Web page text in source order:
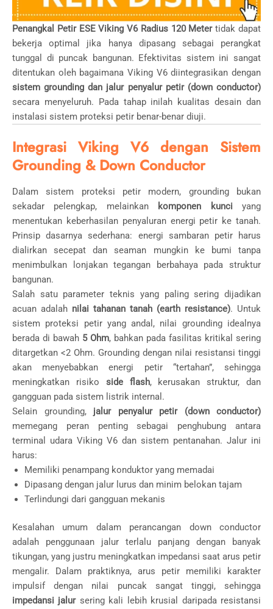
Penangkal Petir ESE Viking V6 Radius 120 Metertidak dapat
bekerja optimal jika hanya dipasang sebagai perangkat
tunggal di puncak bangunan. Efektivitas sistem ini sangat
ditentukan oleh bagaimana Viking V6 diintegrasikan dengan
sistem grounding dan jalur penyalur petir (down conductor)
secara menyeluruh. Pada tahap inilah kualitas desain dan
instalasi sistem proteksi petir benar-benar diuji.
Integrasi Viking V6 dengan Sistem
Grounding & Down Conductor
Dalam sistem proteksi petir modern, grounding bukan
sekadar pelengkap, melainkan
komponen kunci yang
menentukan keberhasilan penyaluran energi petir ke tanah.
Prinsip dasarnya sederhana: energi sambaran petir harus
dialirkan secepat dan seaman mungkin ke bumi tanpa
menimbulkan lonjakan tegangan berbahaya pada struktur
bangunan.
Salah satu parameter teknis yang paling sering dijadikan
acuan adalah nilai tahanan tanah (earth resistance). Untuk
sistem proteksi petir yang andal, nilai grounding idealnya
berada di bawah 5 Ohm, bahkan pada fasilitas kritikal sering
ditargetkan <2 Ohm. Grounding dengan nilai resistansi tinggi
akan menyebabkan energi petir “tertahan”, sehingga
meningkatkan risiko side flash, kerusakan struktur, dan
gangguan pada sistem listrik internal.
Selain grounding, jalur penyalur petir (down conductor)
memegang peran penting sebagai penghubung antara
terminal udara Viking V6 dan sistem pentanahan. Jalur ini
harus:
Memiliki penampang konduktor yang memadai
Dipasang dengan jalur lurus dan minim belokan tajam
Terlindungi dari gangguan mekanis
Kesalahan umum dalam perancangan down conductor
adalah penggunaan jalur terlalu panjang dengan banyak
tikungan, yang justru meningkatkan impedansi saat arus petir
mengalir. Dalam praktiknya, arus petir memiliki karakter
impulsif dengan nilai puncak sangat tinggi, sehingga
impedansi jalursering kali lebih krusial daripada resistansi